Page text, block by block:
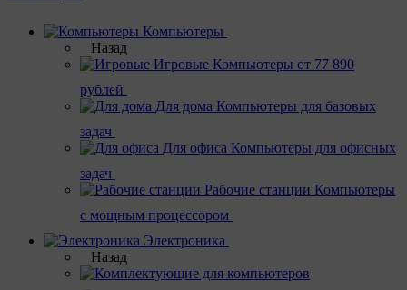
Компьютеры
Назад
Игровые Компьютеры от 77 890
рублей
Для дома Компьютеры для базовых
задач
Для офиса Компьютеры для офисных
задач
Рабочие станции Компьютеры
с мощным процессором
Электроника
Назад